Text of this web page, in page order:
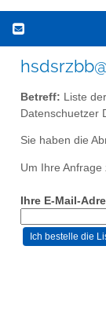
Betreff: Liste
Datenschuetzer
Sie haben die
Um Ihre
Ihre E-Mail-